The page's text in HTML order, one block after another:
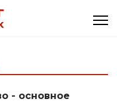
- основное